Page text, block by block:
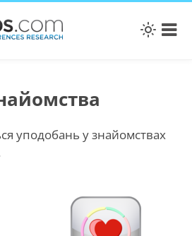
уподобань у знайомствах